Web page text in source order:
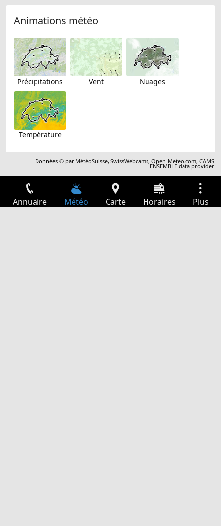
Animations météo
Précipitations Vent Nuages
Température
Données © par MétéoSuisse,SwissWebcams,Open-Meteo.com,CAMS
ENSEMBLE data provider
Annuaire Météo Carte Horaires Plus